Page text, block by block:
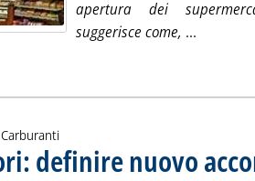
apertura dei
suggerisce come, ... Leggi
alla notizia
definire nuovo